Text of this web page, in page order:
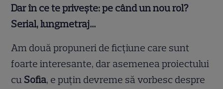
Dar în ce te privește: pe când un nou rol?
Serial, lungmetraj…
Am două propuneri de ficțiune care sunt
foarte interesante, dar asemenea proiectului
cu Sofia, e puțin devreme să vorbesc despre